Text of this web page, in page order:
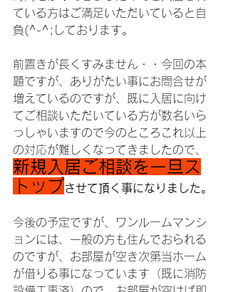
ている方はご満足いただいていると自
負(^-^;しております。
前置きが長くすみません・・今回の本
題ですが、ありがたい事にお問合せが
増えているのですが、既に入居に向け
てご相談いただいている方が数名いら
っしゃいますので今のところこれ以上
の対応が難しくなってきましたので、
新規入居ご相談を一旦ス
トップさせて頂く事になりました。
今後の予定ですが、ワンルームマンシ
ョンには、一般の方も住んでおられる
のですが、お部屋が空き次第当ホーム
が借りる事になっています（既に消防